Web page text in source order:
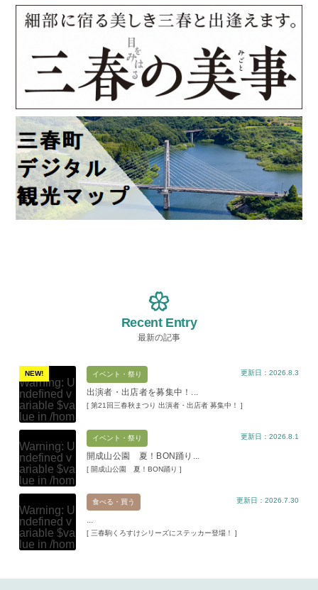
Recent Entry
最新の記事
NEW!
Warning: U
ndefined v
ariable $va
lue in /hom
e/xs11945
9/miharuko
ma.com/pu
blic_html/w
p-content/t
hemes/mih
aru/templat
e-parts/pic
up.phpon l
ine19
Warning: A
ad property
イベント・祭り
出演者・出店者を募集中！...
[ 第21回三春秋まつり 出演者・出店者 募集中！ ]
更新日：2026.8.3
Warning: U
ndefined v
ariable $va
lue in /hom
e/xs11945
9/miharuko
ma.com/pu
blic_html/w
p-content/t
hemes/mih
up.phpon l
イベント・祭り
開成山公園 夏！BON踊り...
[ 開成山公園 夏！BON踊り ]
更新日：2026.8.1
Warning: U
ndefined v
ariable $va
lue in /hom
ma.com/pu
食べる・買う
...
[ 三春駒くろすけシリーズにステッカー登場！ ]
更新日：2026.7.30